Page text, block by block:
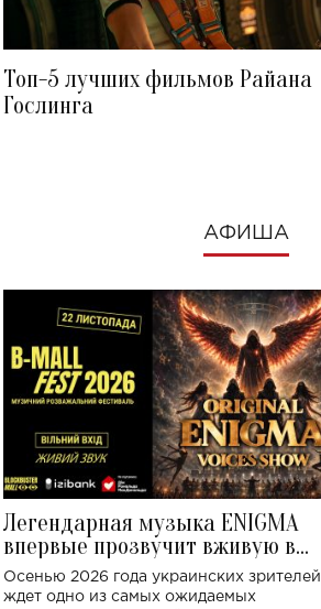
Топ-5 лучших фильмов Райана
Гослинга
АФИША
Легендарная музыка ENIGMA
впервые прозвучит вживую в
Украине: где состоится концерт
Осенью 2026 года украинских зрителей
ждет одно из самых ожидаемых